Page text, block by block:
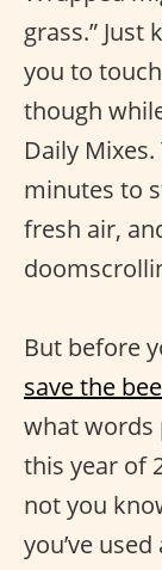
grass.” Just
you to
though
Daily
minutes to
fresh air,
But before
save the
what words
this year of
not you
you’ve